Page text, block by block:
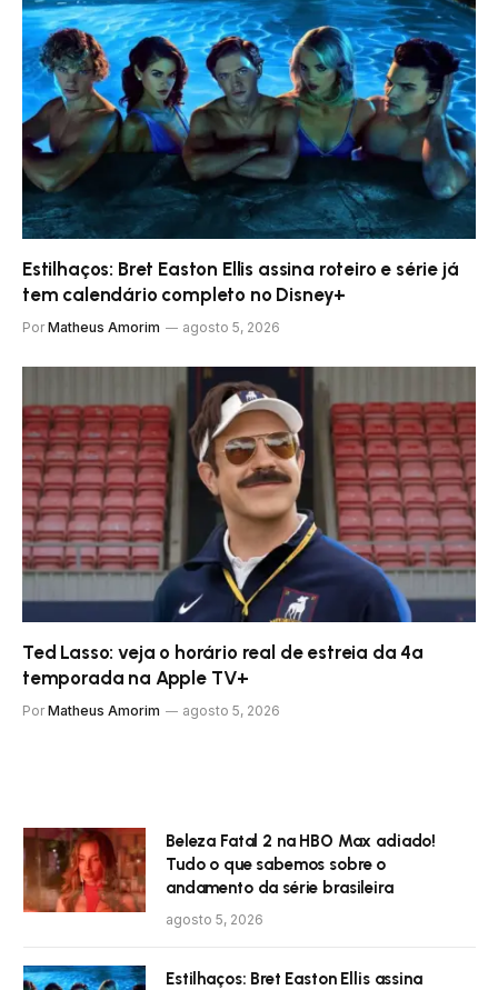
Estilhaços: Bret Easton Ellis assina roteiro e série já
tem calendário completo no Disney+
Por Matheus Amorim agosto 5, 2026
Ted Lasso: veja o horário real de estreia da 4ª
temporada na Apple TV+
Por Matheus Amorim agosto 5, 2026
Beleza Fatal 2 na HBO Max adiado!
Tudo o que sabemos sobre o
andamento da série brasileira
agosto 5, 2026
Estilhaços: Bret Easton Ellis assina